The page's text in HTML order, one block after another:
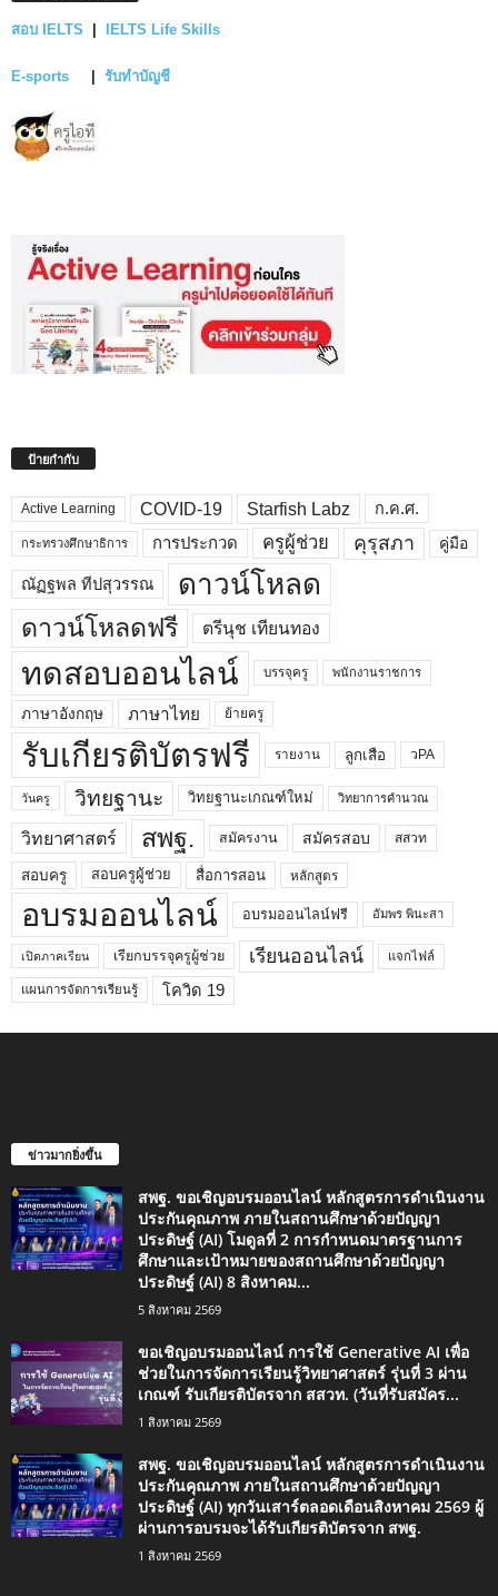
สอบ IELTS IELTS Life Skills
E-sports รับทำบัญชี
ป้ายกำกับ
Active Learning COVID-19 Starfish Labz ก.ค.ศ.
กระทรวงศึกษาธิการ การประกวด ครูผู้ช่วย คุรุสภา คู่มือ
ณัฏฐพล ทีปสุวรรณ ดาวน์โหลด
ดาวน์โหลดฟรี ตรีนุช เทียนทอง
ทดสอบออนไลน์ บรรจุครู พนักงานราชการ
ภาษาอังกฤษ ภาษาไทย ย้ายครู
รับเกียรติบัตรฟรี รายงาน ลูกเสือ วPA
วันครู วิทยฐานะ วิทยฐานะเกณฑ์ใหม่ วิทยาการคำนวณ
วิทยาศาสตร์ สพฐ. สมัครงาน สมัครสอบ สสวท
สอบครู สอบครูผู้ช่วย สื่อการสอน หลักสูตร
อบรมออนไลน์ อบรมออนไลน์ฟรี อัมพร พินะสา
เปิดภาคเรียน เรียกบรรจุครูผู้ช่วย เรียนออนไลน์ แจกไฟล์
แผนการจัดการเรียนรู้ โควิด 19
ข่าวมากยิ่งขึ้น
สพฐ. ขอเชิญอบรมออนไลน์ หลักสูตรการดำเนินงาน
ประกันคุณภาพ ภายในสถานศึกษาด้วยปัญญา
ประดิษฐ์ (AI) โมดูลที่ 2 การกำหนดมาตรฐานการ
ศึกษาและเป้าหมายของสถานศึกษาด้วยปัญญา
ประดิษฐ์ (AI) 8 สิงหาคม...
5 สิงหาคม 2569
ขอเชิญอบรมออนไลน์ การใช้ Generative AI เพื่อ
ช่วยในการจัดการเรียนรู้วิทยาศาสตร์ รุ่นที่ 3 ผ่าน
เกณฑ์ รับเกียรติบัตรจาก สสวท. (วันที่รับสมัคร...
1 สิงหาคม 2569
สพฐ. ขอเชิญอบรมออนไลน์ หลักสูตรการดำเนินงาน
ประกันคุณภาพ ภายในสถานศึกษาด้วยปัญญา
ประดิษฐ์ (AI) ทุกวันเสาร์ตลอดเดือนสิงหาคม 2569 ผู้
ผ่านการอบรมจะได้รับเกียรติบัตรจาก สพฐ.
1 สิงหาคม 2569